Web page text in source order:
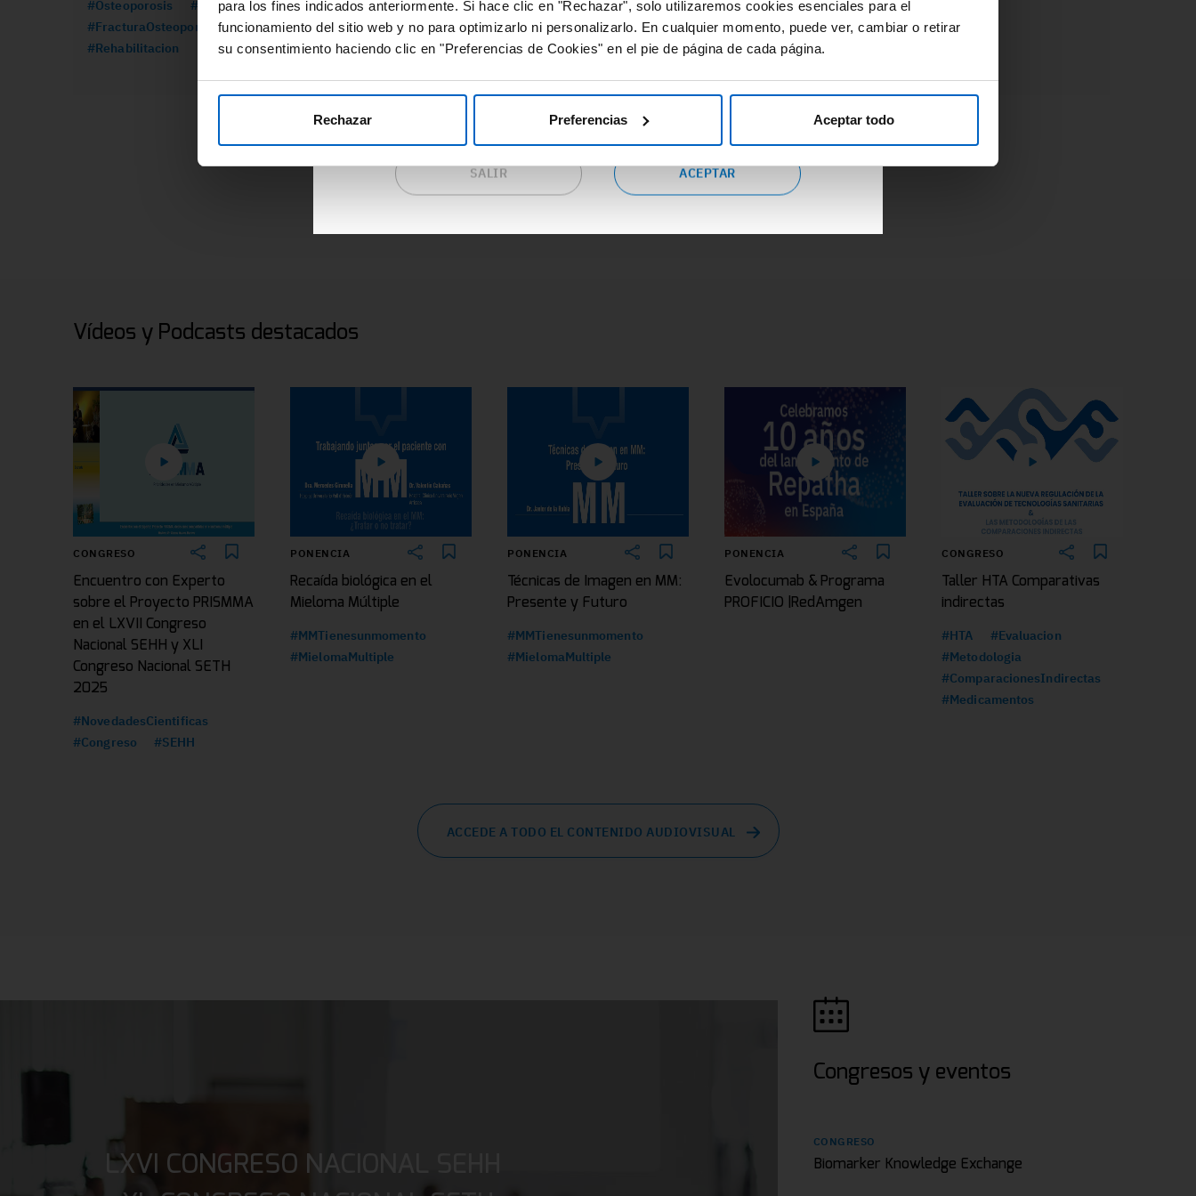
para los fines indicados anteriormente. Si hace clic en "Rechazar", solo utilizaremos cookies esenciales para el
funcionamiento del sitio web y no para optimizarlo ni personalizarlo. En cualquier momento, puede ver, cambiar o retirar
su consentimiento haciendo clic en "Preferencias de Cookies" en el pie de página de cada página.
Rechazar Preferencias Aceptar todo
recursos de valor y gran utilidad relacionados con las distintas
áreas terapéuticas.
deseas continuar en este sitio web o pulsa “salir” para ser
redirigido al sitio web corporativo de Amgen.
SALIR ACEPTAR
#Osteoporosis #Formacion
#CancerMama
#FracturaOsteoporotica
#Prolia
#Rehabilitacion
#Adherencia
#OpinionExperto
#Osteoporosis
#Adherencia
#OpinionExperto
#Osteoporosis
ACCEDE A TODA LA FORMACIÓN
Vídeos y Podcasts destacados
CONGRESO
Encuentro con Experto
sobre el Proyecto PRISMMA
en el LXVII Congreso
Nacional SEHH y XLI
Congreso Nacional SETH
2025
#NovedadesCientificas
#Congreso
#SEHH
PONENCIA
Recaída biológica en el
Mieloma Múltiple
#MMTienesunmomento
#MielomaMultiple
PONENCIA
Técnicas de Imagen en MM:
Presente y Futuro
#MMTienesunmomento
#MielomaMultiple
PONENCIA
Evolocumab & Programa
PROFICIO |RedAmgen
CONGRESO
Taller HTA Comparativas
indirectas
#HTA
#Evaluacion
#Metodologia
#ComparacionesIndirectas
#Medicamentos
ACCEDE A TODO EL CONTENIDO AUDIOVISUAL
LXVI CONGRESO NACIONAL SEHH
Congresos y eventos
CONGRESO
Biomarker Knowledge Exchange